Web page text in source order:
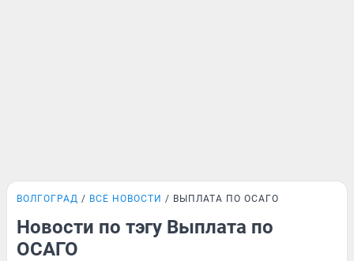
ВОЛГОГРАД ВСЕ НОВОСТИ ВЫПЛАТА ПО ОСАГО
Новости по тэгу Выплата по
ОСАГО